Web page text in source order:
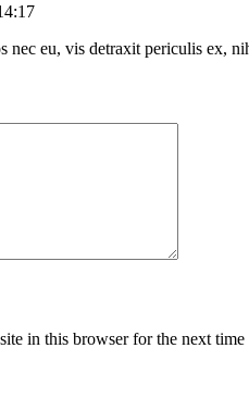
nec eu, vis detraxit periculis ex,
in this browser for the next